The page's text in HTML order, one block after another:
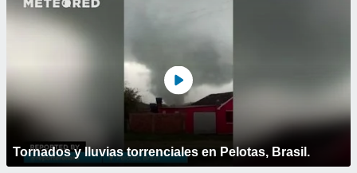
Tornados y lluvias torrenciales en Pelotas, Brasil.